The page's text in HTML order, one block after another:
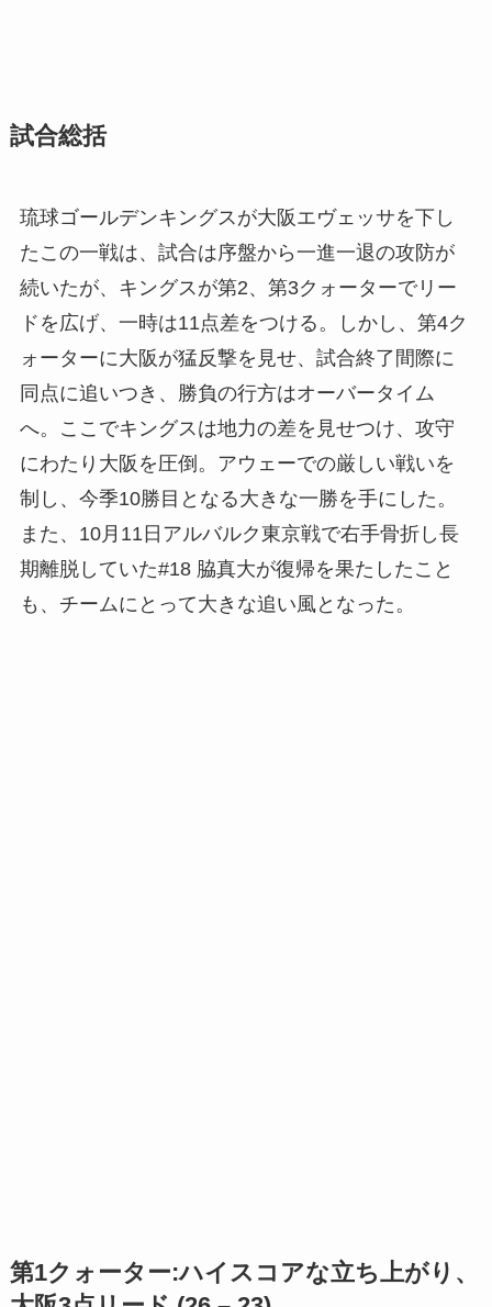
試合総括
琉球ゴールデンキングスが大阪エヴェッサを下し
たこの一戦は、試合は序盤から一進一退の攻防が
続いたが、キングスが第2、第3クォーターでリー
ドを広げ、一時は11点差をつける。しかし、第4ク
ォーターに大阪が猛反撃を見せ、試合終了間際に
同点に追いつき、勝負の行方はオーバータイム
へ。ここでキングスは地力の差を見せつけ、攻守
にわたり大阪を圧倒。アウェーでの厳しい戦いを
制し、今季10勝目となる大きな一勝を手にした。
また、10月11日アルバルク東京戦で右手骨折し長
期離脱していた#18 脇真大が復帰を果たしたこと
も、チームにとって大きな追い風となった。
第1クォーター:ハイスコアな立ち上がり、